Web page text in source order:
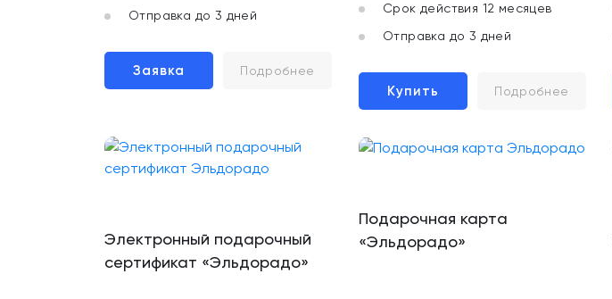
Отправка до 3 дней
Заявка Подробнее
Срок действия 12 месяцев
Отправка до 3 дней
Купить Подробнее
Электронный подарочный
сертификат «Эльдорадо»
Подарочная карта
«Эльдорадо»